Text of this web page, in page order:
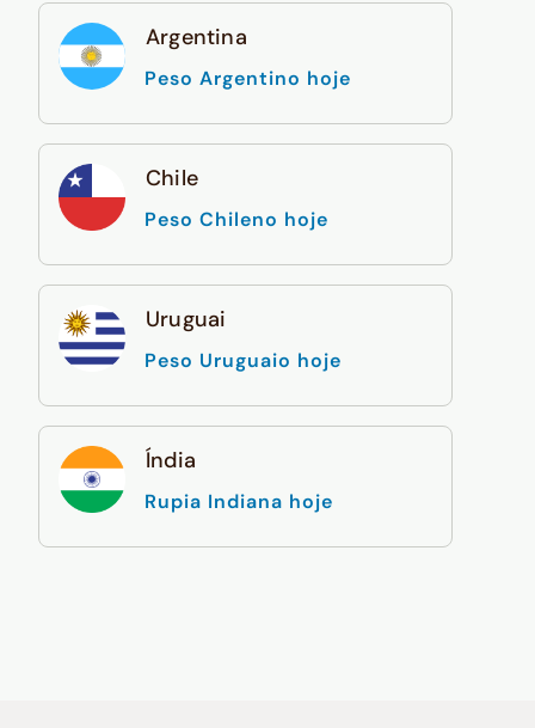
Argentina
Peso Argentino hoje
Chile
Peso Chileno hoje
Uruguai
Peso Uruguaio hoje
Índia
Rupia Indiana hoje